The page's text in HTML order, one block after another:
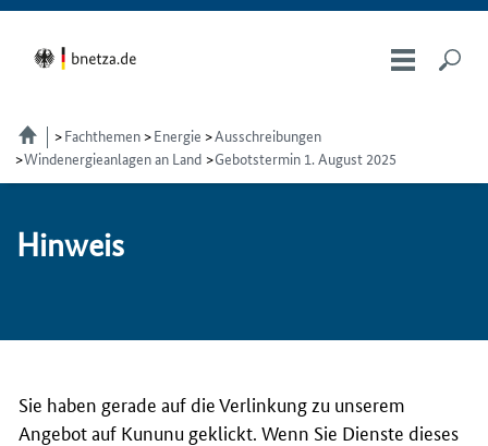
Fachthemen Energie
Ausschreibungen
Windenergieanlagen an Land Gebotstermin 1. August 2025
Hin­weis
Sie haben gerade auf die Verlinkung zu unserem
Angebot auf Kununu geklickt. Wenn Sie Dienste dieses